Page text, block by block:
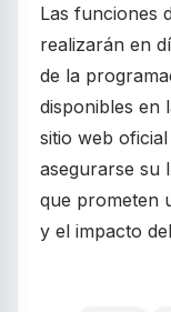
Las funciones
realizarán en
de la
disponibles en
sitio web
asegurarse su
que prometen
y el impacto